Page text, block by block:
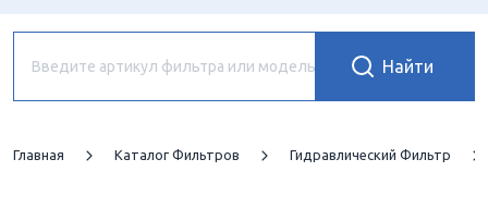
Главная Каталог Фильтров Гидравлический Фильтр